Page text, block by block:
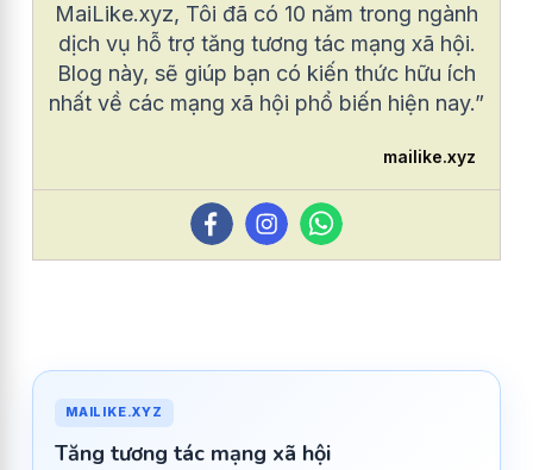
MaiLike.xyz, Tôi đã có 10 năm trong ngành
dịch vụ hỗ trợ tăng tương tác mạng xã hội.
Blog này, sẽ giúp bạn có kiến thức hữu ích
nhất về các mạng xã hội phổ biến hiện nay.”
mailike.xyz
MAILIKE.XYZ
Tăng tương tác mạng xã hội